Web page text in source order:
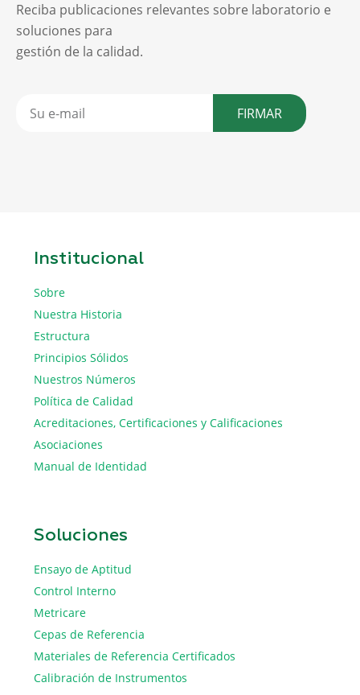
Reciba publicaciones relevantes sobre laboratorio e
soluciones para
gestión de la calidad.
FIRMAR
Institucional
Sobre
Nuestra Historia
Estructura
Principios Sólidos
Nuestros Números
Política de Calidad
Acreditaciones, Certificaciones y Calificaciones
Asociaciones
Manual de Identidad
Soluciones
Ensayo de Aptitud
Control Interno
Metricare
Cepas de Referencia
Materiales de Referencia Certificados
Calibración de Instrumentos